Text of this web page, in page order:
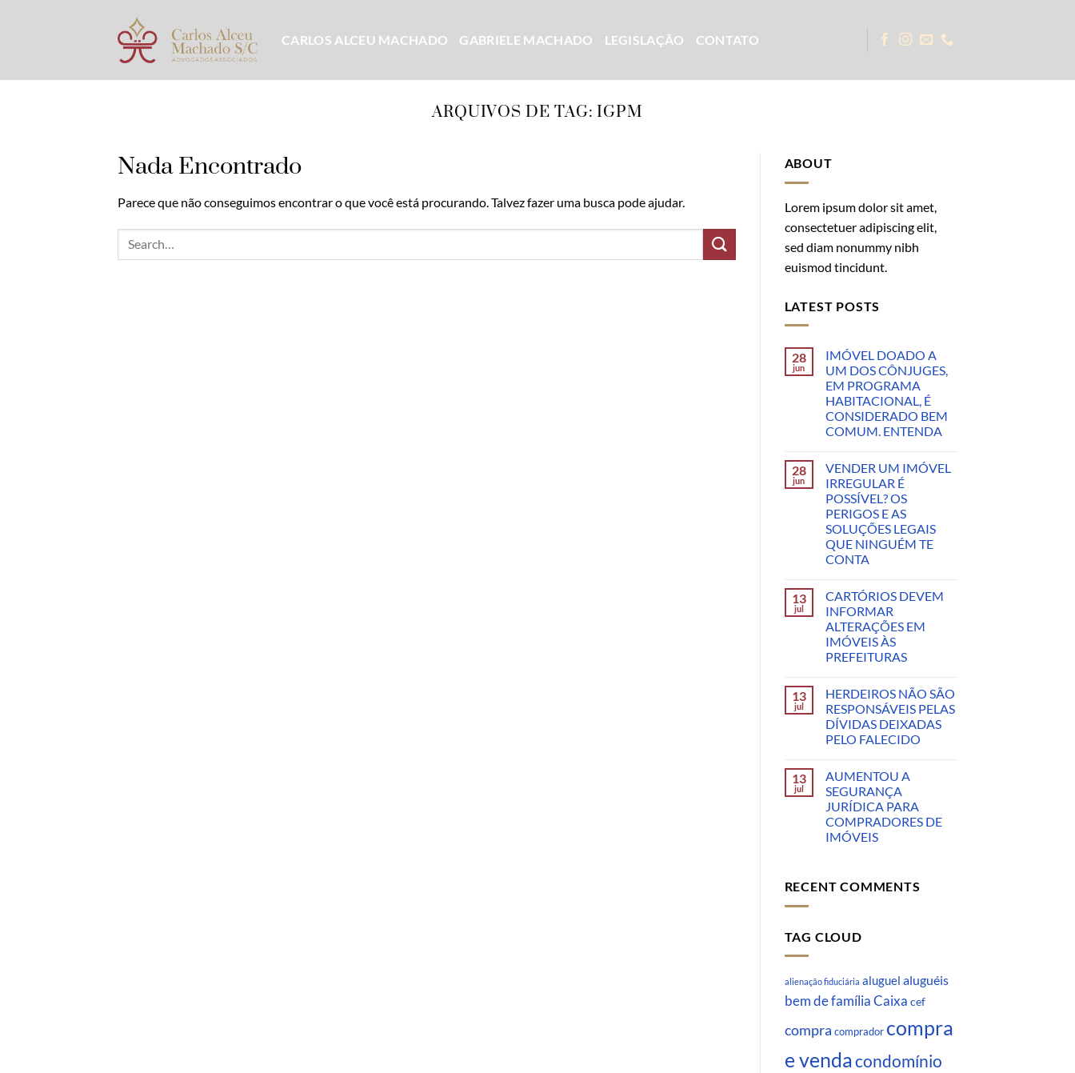
CARLOS ALCEU MACHADO GABRIELE MACHADO LEGISLAÇÃO CONTATO
ARQUIVOS DE TAG:IGPM
Nada Encontrado
Parece que não conseguimos encontrar o que você está procurando. Talvez fazer uma busca pode ajudar.
ABOUT
Lorem ipsum dolor sit amet,
consectetuer adipiscing elit,
sed diam nonummy nibh
euismod tincidunt.
LATEST POSTS
28
jun
IMÓVEL DOADO A
UM DOS CÔNJUGES,
EM PROGRAMA
HABITACIONAL, É
CONSIDERADO BEM
COMUM. ENTENDA
28
jun
VENDER UM IMÓVEL
IRREGULAR É
POSSÍVEL? OS
PERIGOS E AS
SOLUÇÕES LEGAIS
QUE NINGUÉM TE
CONTA
13
jul
CARTÓRIOS DEVEM
INFORMAR
ALTERAÇÕES EM
IMÓVEIS ÀS
PREFEITURAS
13
jul
HERDEIROS NÃO SÃO
RESPONSÁVEIS PELAS
DÍVIDAS DEIXADAS
PELO FALECIDO
13
jul
AUMENTOU A
SEGURANÇA
JURÍDICA PARA
COMPRADORES DE
IMÓVEIS
RECENT COMMENTS
TAG CLOUD
alienação fiduciária aluguel aluguéis
bem de família Caixa cef
compra comprador compra
e vendacondomínio